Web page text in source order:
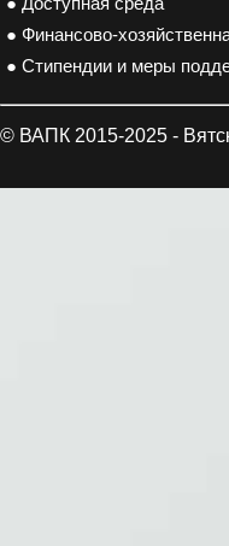
● Доступная среда
● Финансово-
● Стипендии и меры
© ВАПК 2015-2025 -